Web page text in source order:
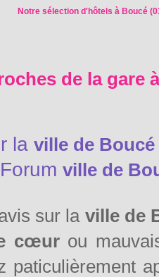
Notre sélection d'hôtels à Boucé
de la gare
la ville de Boucé
Forum ville de
sur la ville de
cœurou
paticulièrement